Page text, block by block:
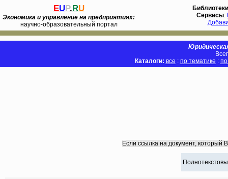
EUP.RU
Экономика и управление на предприятиях:
научно-образовательный портал
Библиотеки
Сервисы:
Каталоги: все : по тематике :
Если ссылка на документ, который